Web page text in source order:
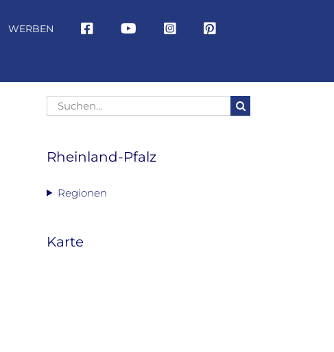
WERBEN
Suche
nach:
Rheinland-Pfalz
Regionen
Karte